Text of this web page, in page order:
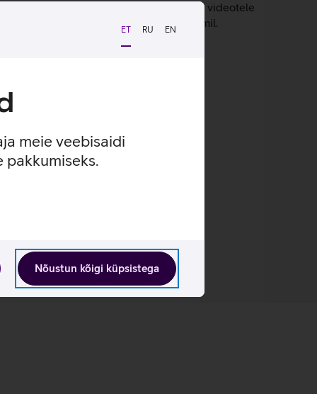
ET RU EN
meie veebisaidi
pakkumiseks.
Nõustun kõigi küpsistega
rikkalikku salvestusruumi sinu piltidele, videotele
MacOS Big Sur operatsioonisüsteemil.
korda parem.